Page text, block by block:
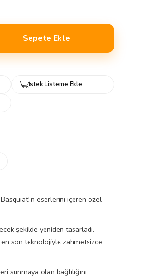
İstek Listeme Ekle
eserlerini içeren özel
şekilde yeniden tasarladı.
en son teknolojiyle zahmetsizce
sunmaya olan bağlılığını